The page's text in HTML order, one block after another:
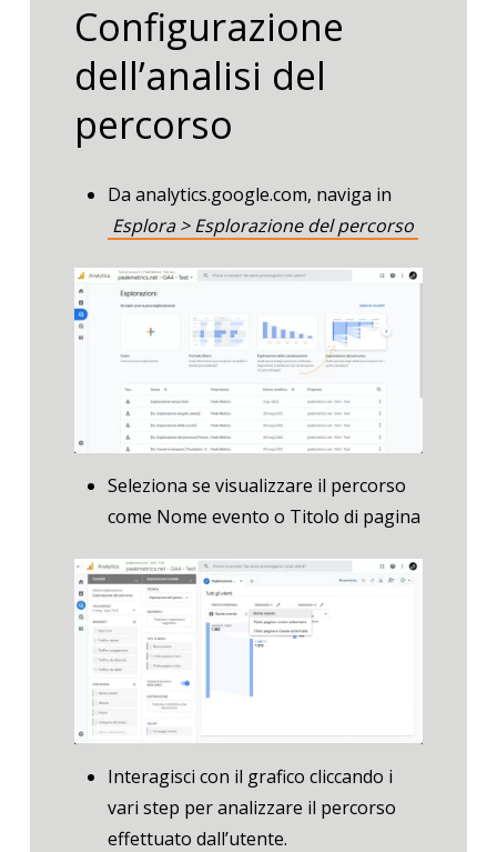
Configurazione
dell’analisi del
percorso
Da analytics.google.com, naviga in
Esplora > Esplorazione del percorso
Seleziona se visualizzare il percorso
come Nome evento o Titolo di pagina
Interagisci con il grafico cliccando i
vari step per analizzare il percorso
effettuato dall’utente.